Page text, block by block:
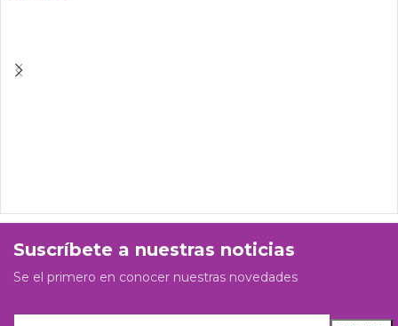
Suscríbete a nuestras noticias
Se el primero en conocer nuestras novedades